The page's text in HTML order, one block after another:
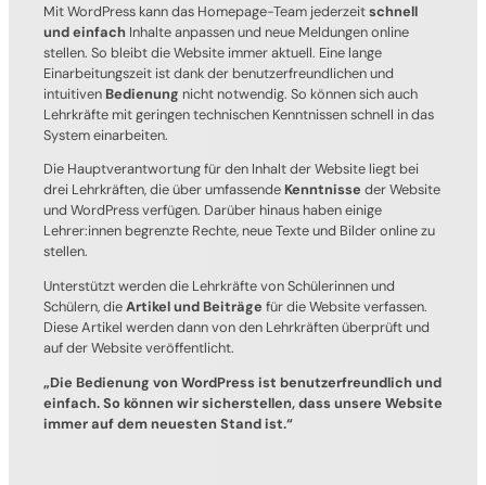
Mit WordPress kann das Homepage-Team jederzeitschnell
und einfach Inhalte anpassen und neue Meldungen online
stellen. So bleibt die Website immer aktuell. Eine lange
Einarbeitungszeit ist dank der benutzerfreundlichen und
intuitiven Bedienung nicht notwendig. So können sich auch
Lehrkräfte mit geringen technischen Kenntnissen schnell in das
System einarbeiten.
Die Hauptverantwortung für den Inhalt der Website liegt bei
drei Lehrkräften, die über umfassende Kenntnisse der Website
und WordPress verfügen. Darüber hinaus haben einige
Lehrer:innen begrenzte Rechte, neue Texte und Bilder online zu
stellen.
Unterstützt werden die Lehrkräfte von Schülerinnen und
Schülern, dieArtikel und Beiträge für die Website verfassen.
Diese Artikel werden dann von den Lehrkräften überprüft und
auf der Website veröffentlicht.
„Die Bedienung von WordPress ist benutzerfreundlich und
einfach. So können wir sicherstellen, dass unsere Website
immer auf dem neuesten Stand ist.“